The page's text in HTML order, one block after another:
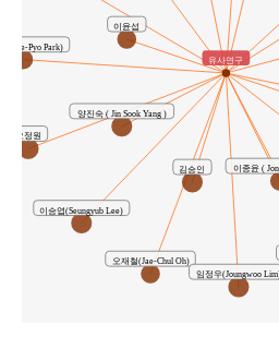
이종윤 (
김승인
(Jae-Pyo Park)
양진숙 ( Jin Sook Yang )
오재철(Jae-Chul Oh)
오정원
이승엽(Seungyub Lee)
이윤섭
임정우(Joungwoo
유사연구